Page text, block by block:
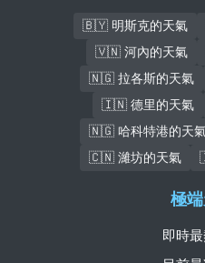
🇧🇾 明斯克的天氣
🇻🇳 河內的天氣
🇳🇬 拉各斯的天氣
🇮🇳 德里的天氣
🇳🇬 哈科特港的天
🇨🇳 濰坊的天氣
極
即時